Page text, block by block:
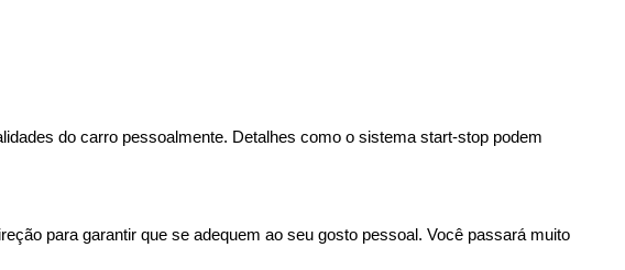
do carro pessoalmente. Detalhes como o sistema start-stop podem
para garantir que se adequem ao seu gosto pessoal. Você passará muito